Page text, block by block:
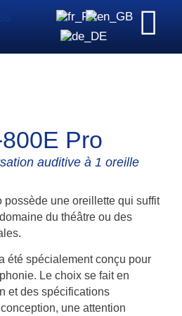
Pro
auditive à 1 oreille
possède une oreillette qui suffit
du théâtre ou des
été spécialement conçu pour
Le choix se fait en
et des spécifications
une attention